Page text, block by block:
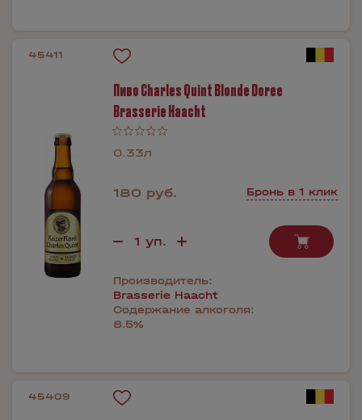
45411
Пиво Charles Quint Blonde Doree
Brasserie Haacht
0.33л
180 руб. Бронь в 1 клик
Производитель:
Brasserie Haacht
Содержание алкоголя:
8.5%
45409